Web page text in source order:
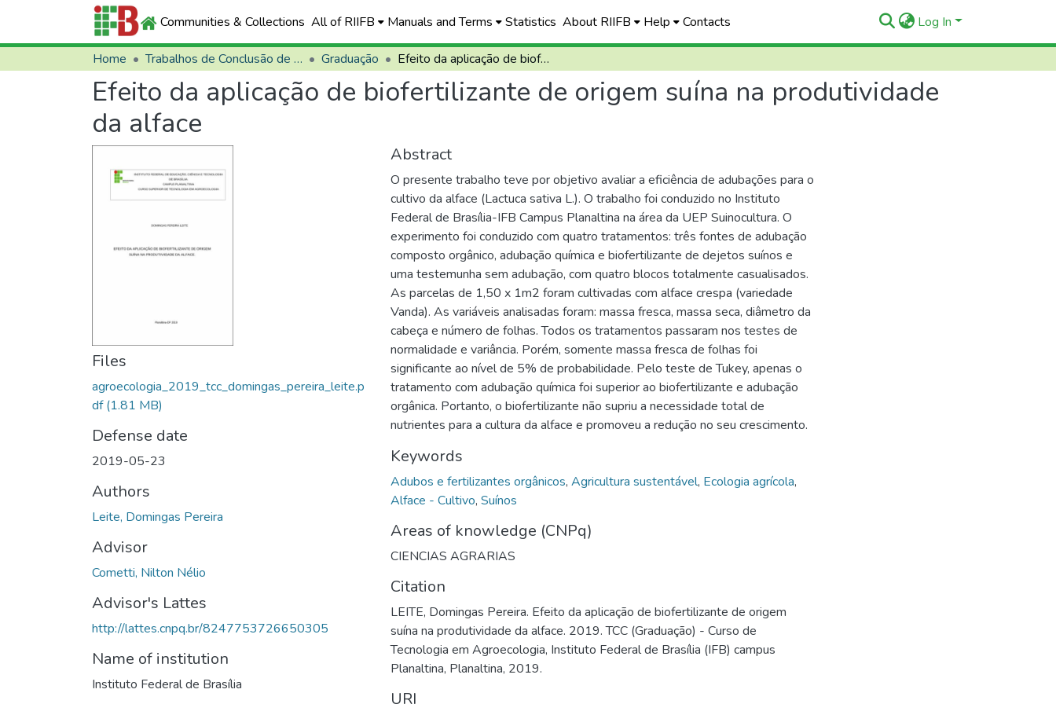
Communities & Collections All of RIIFB Manuals and Terms Statistics About RIIFB Help Contacts Log In
Home Trabalhos de Conclusão de Curso (TCCs) Graduação Efeito da aplicação de biofertilizante de origem suína na produtividade da alface
Efeito da aplicação de biofertilizante de origem suína na produtividade
da alface
Files
agroecologia_2019_tcc_domingas_pereira_leite.p
df(1.81 MB)
Defense date
2019-05-23
Authors
Leite, Domingas Pereira
Advisor
Cometti, Nilton Nélio
Advisor's Lattes
http://lattes.cnpq.br/8247753726650305
Name of institution
Instituto Federal de Brasília
Abstract
O presente trabalho teve por objetivo avaliar a eficiência de adubações para o
cultivo da alface (Lactuca sativa L.). O trabalho foi conduzido no Instituto
Federal de Brasília-IFB Campus Planaltina na área da UEP Suinocultura. O
experimento foi conduzido com quatro tratamentos: três fontes de adubação
composto orgânico, adubação química e biofertilizante de dejetos suínos e
uma testemunha sem adubação, com quatro blocos totalmente casualisados.
As parcelas de 1,50 x 1m2 foram cultivadas com alface crespa (variedade
Vanda). As variáveis analisadas foram: massa fresca, massa seca, diâmetro da
cabeça e número de folhas. Todos os tratamentos passaram nos testes de
normalidade e variância. Porém, somente massa fresca de folhas foi
significante ao nível de 5% de probabilidade. Pelo teste de Tukey, apenas o
tratamento com adubação química foi superior ao biofertilizante e adubação
orgânica. Portanto, o biofertilizante não supriu a necessidade total de
nutrientes para a cultura da alface e promoveu a redução no seu crescimento.
Keywords
Adubos e fertilizantes orgânicos, Agricultura sustentável, Ecologia agrícola,
Alface - Cultivo, Suínos
Areas of knowledge (CNPq)
CIENCIAS AGRARIAS
Citation
LEITE, Domingas Pereira. Efeito da aplicação de biofertilizante de origem
suína na produtividade da alface. 2019. TCC (Graduação) - Curso de
Tecnologia em Agroecologia, Instituto Federal de Brasília (IFB) campus
Planaltina, Planaltina, 2019.
URI